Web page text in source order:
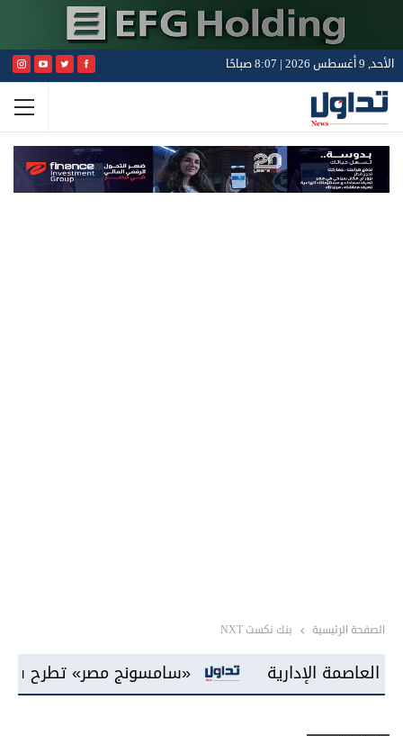
الأحد, 9 أغسطس 2026 | 8:07 صباحًا
الصفحة الرئيسية بنك نكست NXT
«سامسونج مصر» تطرح شاشات «Mini LED» للمرة الأولى بالسوق المحلية